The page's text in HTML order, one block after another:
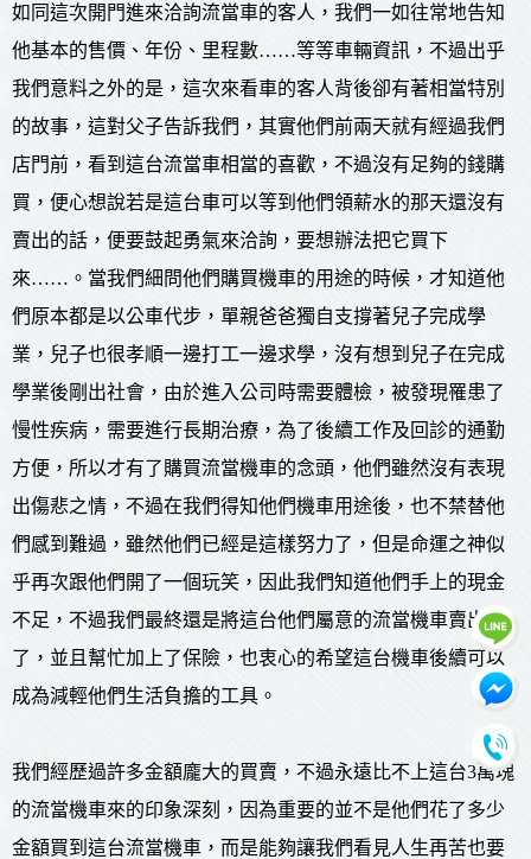
如同這次開門進來洽詢流當車的客人，我們一如往常地告知
他基本的售價、年份、里程數……等等車輛資訊，不過出乎
我們意料之外的是，這次來看車的客人背後卻有著相當特別
的故事，這對父子告訴我們，其實他們前兩天就有經過我們
店門前，看到這台流當車相當的喜歡，不過沒有足夠的錢購
買，便心想說若是這台車可以等到他們領薪水的那天還沒有
賣出的話，便要鼓起勇氣來洽詢，要想辦法把它買下
來……。當我們細問他們購買機車的用途的時候，才知道他
們原本都是以公車代步，單親爸爸獨自支撐著兒子完成學
業，兒子也很孝順一邊打工一邊求學，沒有想到兒子在完成
學業後剛出社會，由於進入公司時需要體檢，被發現罹患了
慢性疾病，需要進行長期治療，為了後續工作及回診的通勤
方便，所以才有了購買流當機車的念頭，他們雖然沒有表現
出傷悲之情，不過在我們得知他們機車用途後，也不禁替他
們感到難過，雖然他們已經是這樣努力了，但是命運之神似
乎再次跟他們開了一個玩笑，因此我們知道他們手上的現金
不足，不過我們最終還是將這台他們屬意的流當機車賣出
了，並且幫忙加上了保險，也衷心的希望這台機車後續可以
成為減輕他們生活負擔的工具。
我們經歷過許多金額龐大的買賣，不過永遠比不上這台3萬塊
的流當機車來的印象深刻，因為重要的並不是他們花了多少
金額買到這台流當機車，而是能夠讓我們看見人生再苦也要